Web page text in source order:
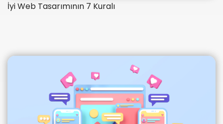
İyi Web Tasarımının 7 Kuralı